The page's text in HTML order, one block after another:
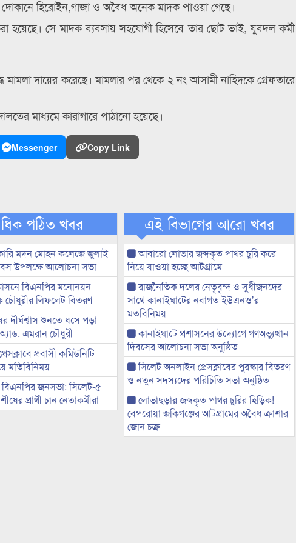
হিরোইন,গাজা ও অবৈধ অনেক মাদক পাওয়া গেছে।
হয়েছে। সে মাদক ব্যবসায় সহযোগী হিসেবে তার ছোট ভাই, যুবদল কর্মী
দায়ের করেছে। মামলার পর থেকে ২ নং আসামী নাহিদকে গ্রেফতারে
মাধ্যমে কারাগারে পাঠানো হয়েছে।
Messenger Copy Link
পঠিত খবর
মদন মোহন কলেজে জুলাই
উপলক্ষে আলোচনা সভা
বিএনপির মনোনয়ন
চৌধুরীর লিফলেট বিতরণ
দীর্ঘশ্বাস শুনতে ধসে পড়া
এমরান চৌধুরী
প্রবাসী কমিউনিটি
মতিবিনিময়
বিএনপির জনসভা: সিলেট-৫
প্রার্থী চান নেতাকর্মীরা
এই বিভাগের আরো খবর
আবারো লোভার জব্দকৃত পাথর চুরি করে
নিয়ে যাওয়া হচ্ছে আটগ্রামে
রাজনৈতিক দলের নেতৃবৃন্দ ও সুধীজনদের
সাথে কানাইঘাটের নবাগত ইউএনও’র
মতবিনিময়
কানাইঘাটে প্রশাসনের উদ্যোগে গণঅভ্যুত্থান
দিবসের আলোচনা সভা অনুষ্ঠিত
সিলেট অনলাইন প্রেসক্লাবের পুরস্কার বিতরণ
ও নতুন সদস্যদের পরিচিতি সভা অনুষ্ঠিত
লোভাছড়ার জব্দকৃত পাথর চুরির হিড়িক!
বেপরোয়া জকিগঞ্জের আটগ্রামের অবৈধ ক্রাশার
জোন চক্র